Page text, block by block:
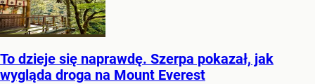
To dzieje się naprawdę. Szerpa pokazał, jak
wygląda droga na Mount Everest